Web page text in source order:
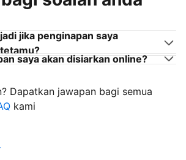
jika penginapan saya
saya akan disiarkan online?
Dapatkan jawapan bagi semua
kami
tetamu